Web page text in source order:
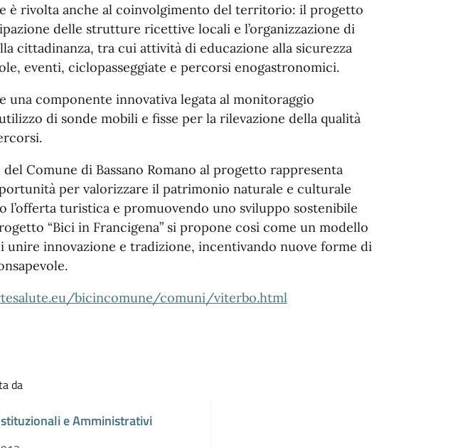
è rivolta anche al coinvolgimento del territorio: il progetto
delle strutture ricettive locali e l’organizzazione di
cittadinanza, tra cui attività di educazione alla sicurezza
eventi, ciclopasseggiate e percorsi enogastronomici.
una componente innovativa legata al monitoraggio
di sonde mobili e fisse per la rilevazione della qualità
Comune di Bassano Romano al progetto rappresenta
per valorizzare il patrimonio naturale e culturale
l’offerta turistica e promuovendo uno sviluppo sostenibile
“Bici in Francigena” si propone così come un modello
unire innovazione e tradizione, incentivando nuove forme di
bicincomune/comuni/viterbo.html
da
e Amministrativi